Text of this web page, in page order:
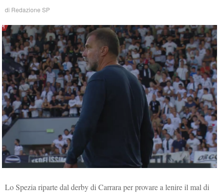
di Redazione SP
Lo Spezia riparte dal derby di Carrara per provare a lenire il mal di